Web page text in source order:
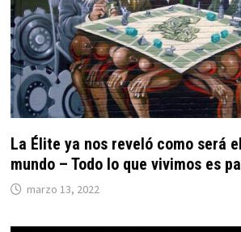
La Élite ya nos reveló como será
mundo – Todo lo que vivimos es
marzo 13, 2022